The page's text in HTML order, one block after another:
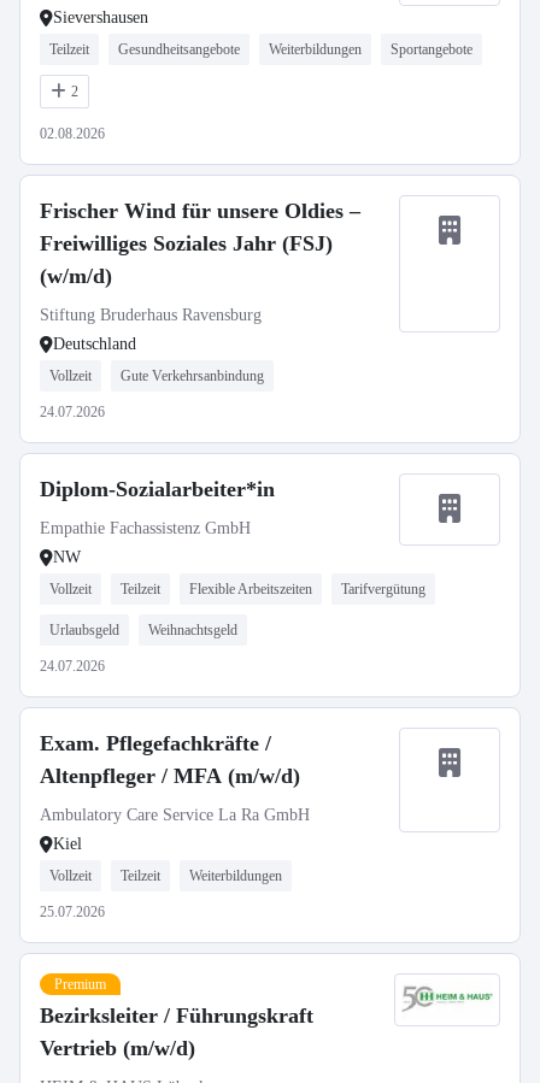
Sievershausen
Teilzeit Gesundheitsangebote Weiterbildungen Sportangebote
2
02.08.2026
Frischer Wind für unsere Oldies –
Freiwilliges Soziales Jahr (FSJ)
(w/m/d)
Stiftung Bruderhaus Ravensburg
Deutschland
Vollzeit Gute Verkehrsanbindung
24.07.2026
Diplom-Sozialarbeiter*in
Empathie Fachassistenz GmbH
NW
Vollzeit Teilzeit Flexible Arbeitszeiten Tarifvergütung
Urlaubsgeld Weihnachtsgeld
24.07.2026
Exam. Pflegefachkräfte /
Altenpfleger / MFA (m/w/d)
Ambulatory Care Service La Ra GmbH
Kiel
Vollzeit Teilzeit Weiterbildungen
25.07.2026
Premium
Bezirksleiter / Führungskraft
Vertrieb (m/w/d)